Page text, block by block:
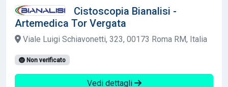
Cistoscopia Bianalisi -
Artemedica Tor Vergata
Viale Luigi Schiavonetti, 323, 00173 Roma RM, Italia
Non verificato
Vedi dettagli